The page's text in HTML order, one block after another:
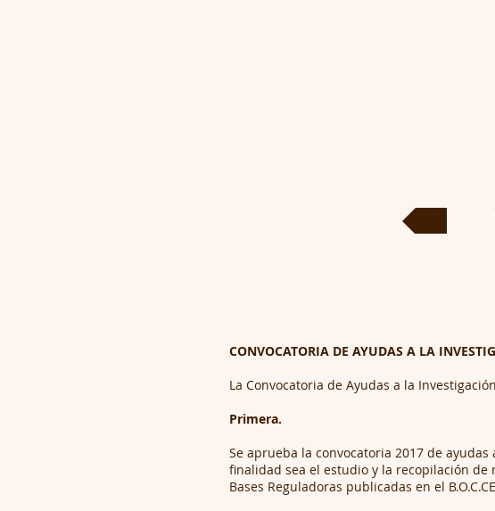
CONVOCATORIA DE AYUDAS A LA
La Convocatoria de Ayudas a la
Primera.
Se aprueba la convocatoria 2017 de
finalidad sea el estudio y la recopilación
Bases Reguladoras publicadas en el